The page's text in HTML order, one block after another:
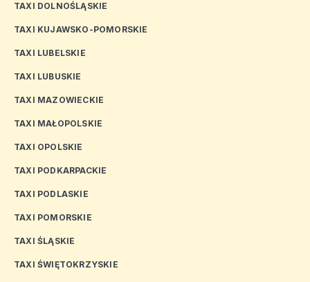
TAXI DOLNOŚLĄSKIE
TAXI KUJAWSKO-POMORSKIE
TAXI LUBELSKIE
TAXI LUBUSKIE
TAXI MAZOWIECKIE
TAXI MAŁOPOLSKIE
TAXI OPOLSKIE
TAXI PODKARPACKIE
TAXI PODLASKIE
TAXI POMORSKIE
TAXI ŚLĄSKIE
TAXI ŚWIĘTOKRZYSKIE